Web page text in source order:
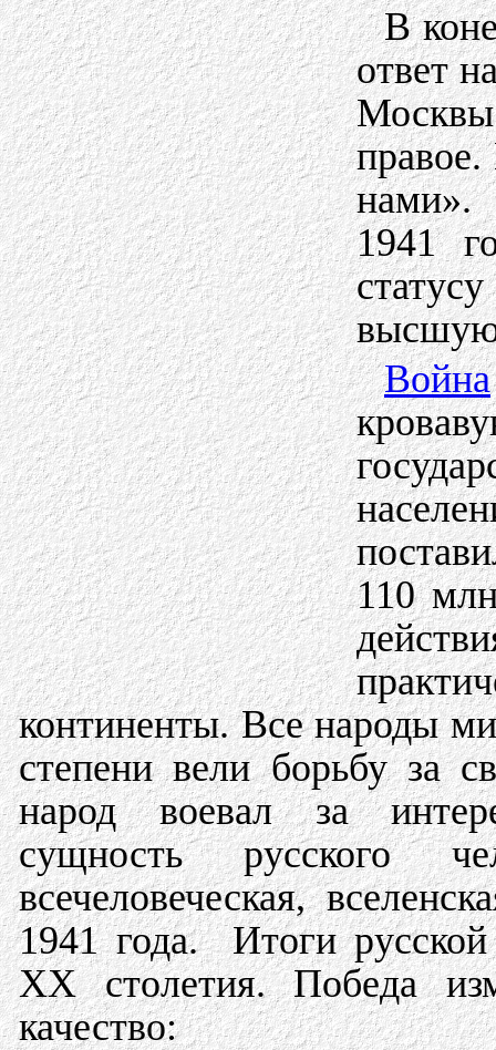
В
ответ
Москвы
правое.
1941
высшую
Война
110
континенты. Все народы
степени вели борьбу за
народ воевал за
сущность русского
всечеловеческая,
1941 года. Итоги
ХХ столетия. Победа
качество: